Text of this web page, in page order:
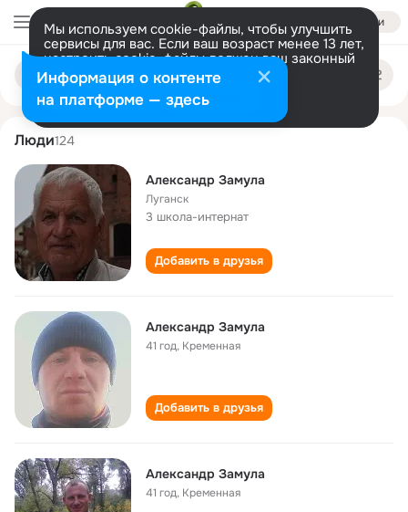
Войти
Мы используем cookie-файлы, чтобы улучшить
сервисы для вас. Если ваш возраст менее 13 лет,
настроить cookie-файлы должен ваш законный
представитель. Больше информации
Разрешить все Настроить
Поиск
людям
aleksandr zamula
Люди124
Александр Замула
Луганск
3 школа-интернат
Добавить в друзья
Александр Замула
41 год, Кременная
Добавить в друзья
Александр Замула
41 год, Кременная
Информация о контенте
на платформе — здесь